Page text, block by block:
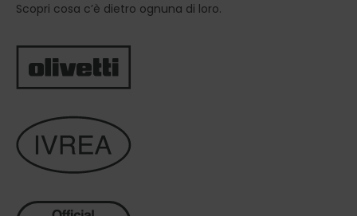
Scopri cosa c’è dietro ognuna di loro.